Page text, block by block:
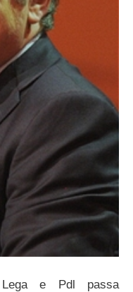
Lega e Pdl passa